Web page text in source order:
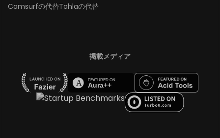
Camsurfの代替Tohlaの代替
掲載メディア